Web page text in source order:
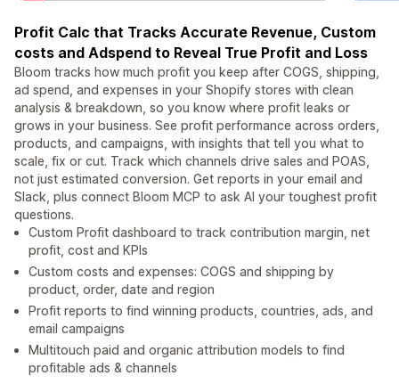
Profit Calc that Tracks Accurate Revenue, Custom
costs and Adspend to Reveal True Profit and Loss
Bloom tracks how much profit you keep after COGS, shipping,
ad spend, and expenses in your Shopify stores with clean
analysis & breakdown, so you know where profit leaks or
grows in your business. See profit performance across orders,
products, and campaigns, with insights that tell you what to
scale, fix or cut. Track which channels drive sales and POAS,
not just estimated conversion. Get reports in your email and
Slack, plus connect Bloom MCP to ask AI your toughest profit
questions.
Custom Profit dashboard to track contribution margin, net
profit, cost and KPIs
Custom costs and expenses: COGS and shipping by
product, order, date and region
Profit reports to find winning products, countries, ads, and
email campaigns
Multitouch paid and organic attribution models to find
profitable ads & channels